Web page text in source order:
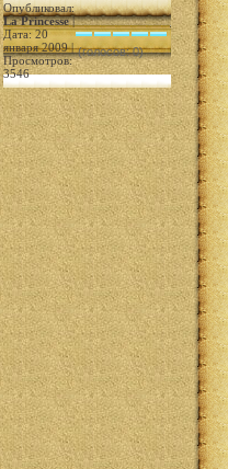
Опубликовал:
La Princesse|
Дата: 20
января 2009 |
Просмотров:
3546
(голосов: 0)